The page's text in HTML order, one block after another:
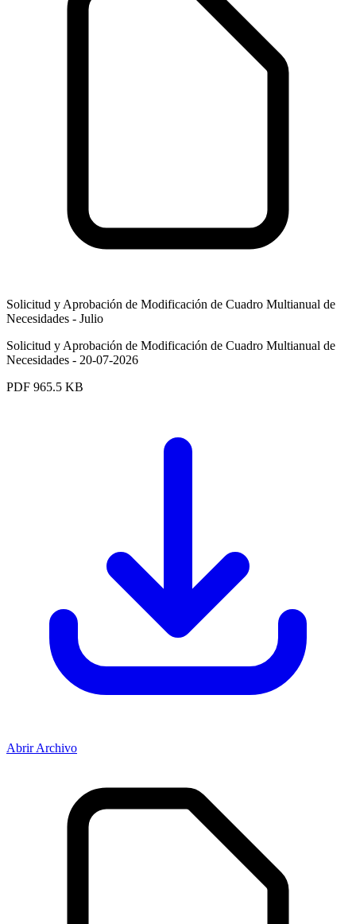
Solicitud y Aprobación de Modificación de Cuadro Multianual de
Necesidades - Julio
Solicitud y Aprobación de Modificación de Cuadro Multianual de
Necesidades - 20-07-2026
PDF 965.5 KB
Abrir Archivo